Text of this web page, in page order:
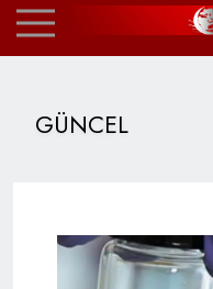
GÜNCEL